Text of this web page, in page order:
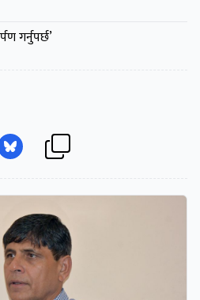
गर्नुपर्छ’